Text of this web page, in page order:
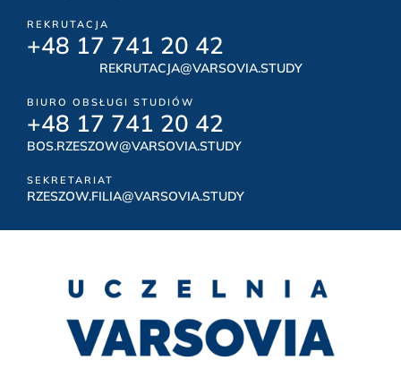
REKRUTACJA
+48 17 741 20 42
REKRUTACJA@VARSOVIA.STUDY
BIURO OBSŁUGI STUDIÓW
+48 17 741 20 42
BOS.RZESZOW@VARSOVIA.STUDY
SEKRETARIAT
RZESZOW.FILIA@VARSOVIA.STUDY